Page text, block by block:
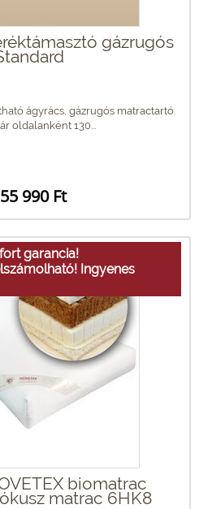
gázrugós
ágyrács, gázrugós matractartó.
oldalanként 130...
990 Ft
garancia!
Ingyenes
biomatrac
matrac 6HK8